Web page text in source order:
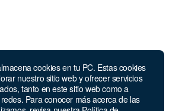
cookies en tu PC. Estas cookies
nuestro sitio web y ofrecer servicios
tanto en este sitio web como a
Para conocer más acerca de las
7:00 a.m. a 5:30 p.m. Sábados de 8 a.m